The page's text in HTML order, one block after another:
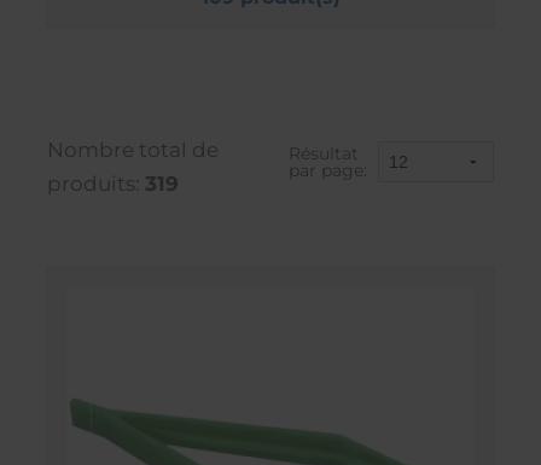
Nombre total de
produits: 319
Résultat
par page: